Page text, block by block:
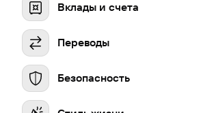
Вклады и счета
Переводы
Безопасность